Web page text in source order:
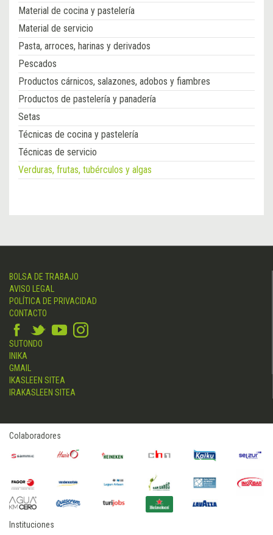
Material de cocina y pastelería
Material de servicio
Pasta, arroces, harinas y derivados
Pescados
Productos cárnicos, salazones, adobos y fiambres
Productos de pastelería y panadería
Setas
Técnicas de cocina y pastelería
Técnicas de servicio
Verduras, frutas, tubérculos y algas
BOLSA DE TRABAJO
AVISO LEGAL
POLÍTICA DE PRIVACIDAD
CONTACTO
SUTONDO
INIKA
GMAIL
IKASLEEN SITEA
IRAKASLEEN SITEA
Colaboradores
Instituciones